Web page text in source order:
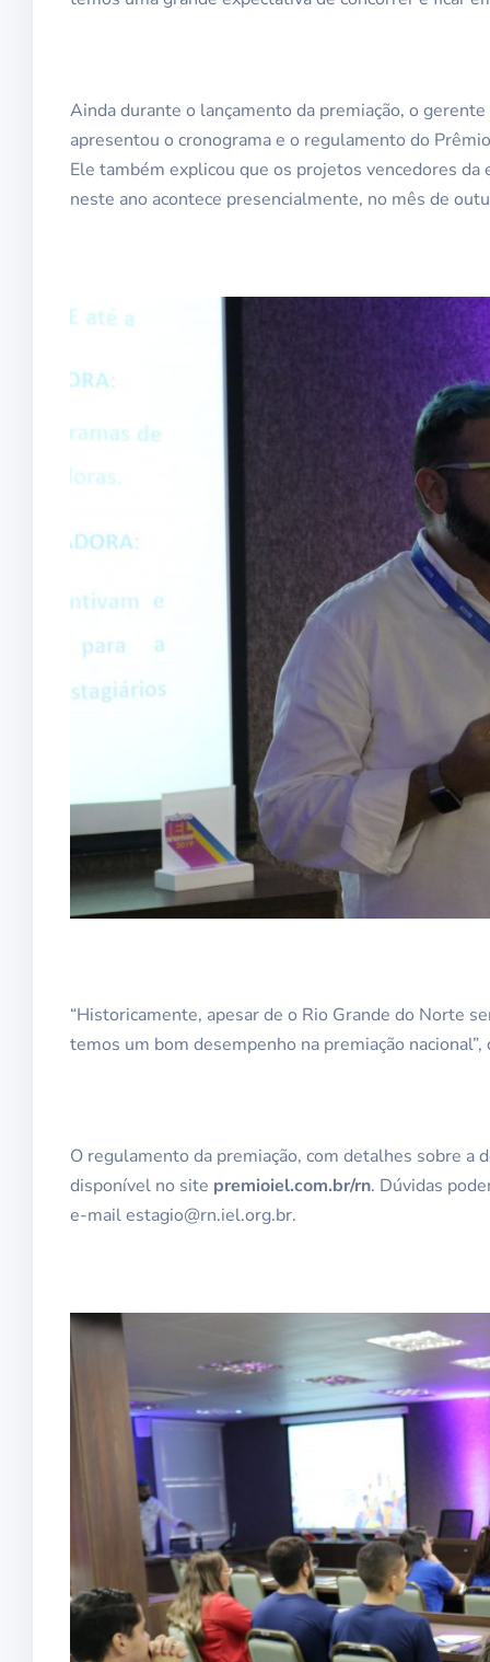
Ainda durante o lançamento da premiação, o
apresentou o cronograma e o regulamento do
Ele também explicou que os projetos vencedores
neste ano acontece presencialmente, no mês de
“Historicamente, apesar de o Rio Grande do Norte
temos um bom desempenho na premiação
O regulamento da premiação, com detalhes sobre a
disponível no site premioiel.com.br/rn. Dúvidas
e-mail estagio@rn.iel.org.br.